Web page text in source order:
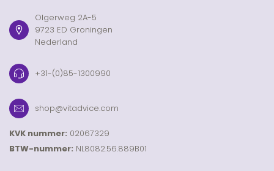
Olgerweg 2A-5
9723 ED Groningen
Nederland
+31-(0)85-1300990
shop@vitadvice.com
KVK nummer: 02067329
BTW-nummer: NL8082.56.889B01